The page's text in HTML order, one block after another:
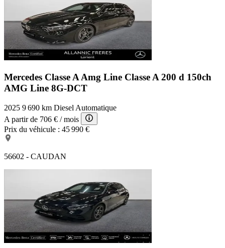
Mercedes Classe A Amg Line Classe A 200 d 150ch
AMG Line 8G-DCT
2025 9 690 km Diesel Automatique
A partir de 706 € / mois
Prix du véhicule : 45 990 €
56602 - CAUDAN